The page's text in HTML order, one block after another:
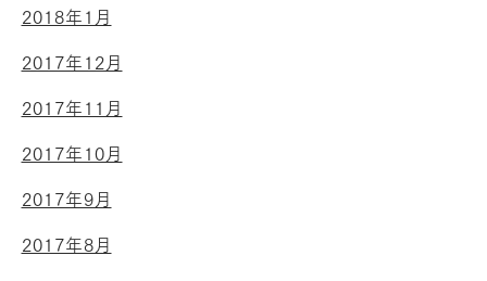
2018年1月
2017年12月
2017年11月
2017年10月
2017年9月
2017年8月